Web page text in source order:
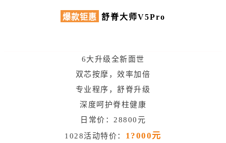
爆款钜惠 舒脊大师V5Pro
6大升级全新面世
双芯按摩，效率加倍
专业程序，舒脊升级
深度呵护脊柱健康
日常价：28800元
1028活动特价： 1?000元